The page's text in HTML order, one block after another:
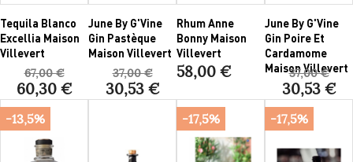
Tequila Blanco
Excellia Maison
Villevert
67,00 €
60,30 €
June By G'Vine
Gin Pastèque
Maison Villevert
37,00 €
30,53 €
Rhum Anne
Bonny Maison
Villevert
58,00 €
June By G'Vine
Gin Poire Et
Cardamome
Maison Villevert
37,00 €
30,53 €
-13,5% -17,5% -17,5%